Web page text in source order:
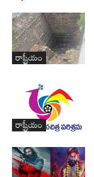
రాష్ట్రీయం
రాష్ట్రీయం